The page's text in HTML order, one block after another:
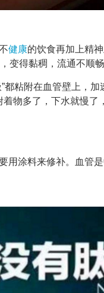
健康的饮食再加上精
变得黏稠，流通不顺
都粘附在血管壁上，
物多了，下水就慢
用涂料来修补。血管